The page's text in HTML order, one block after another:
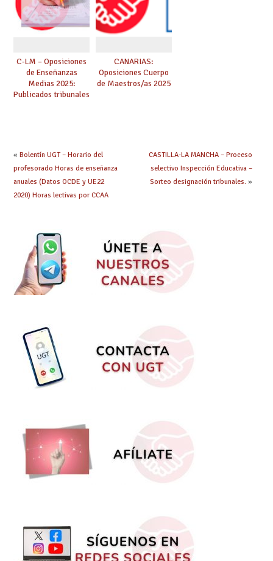
C-LM – Oposiciones
de Enseñanzas
Medias 2025:
Publicados tribunales
CANARIAS:
Oposiciones Cuerpo
de Maestros/as 2025
« Bolentín UGT – Horario del
profesorado Horas de enseñanza
anuales (Datos OCDE y UE22
2020) Horas lectivas por CCAA
CASTILLA-LA MANCHA – Proceso
selectivo Inspección Educativa –
Sorteo designación tribunales.»